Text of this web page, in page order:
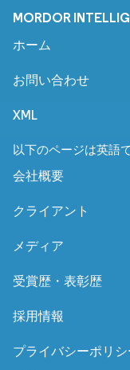
MORDOR
ホーム
お問い合わせ
XML
以下のページは英語
会社概要
クライアント
メディア
受賞歴・表彰歴
採用情報
プライバシーポリシ